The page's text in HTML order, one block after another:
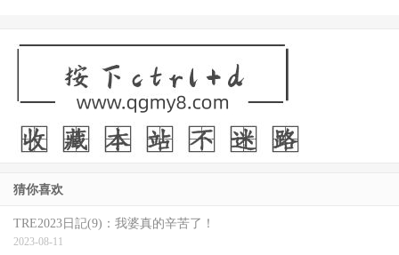
故事中的故事
猜你喜欢
TRE2023日記(9)：我婆真的辛苦了！
2023-08-11